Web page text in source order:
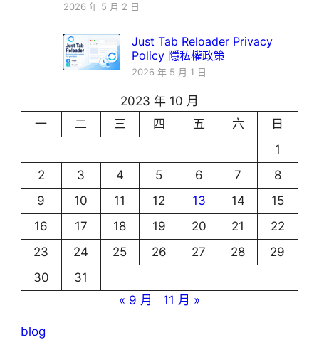
2026 年 5 月 2 日
Just Tab Reloader Privacy
Policy 隱私權政策
2026 年 5 月 1 日
2023 年 10 月
一
二 三 四 五 六
日
1
2
3 4 5 6 7
8
9
10 11 12 13 14
15
16
17 18 19 20 21
22
23
24 25 26 27 28
29
30
31
« 9 月
11 月 »
blog